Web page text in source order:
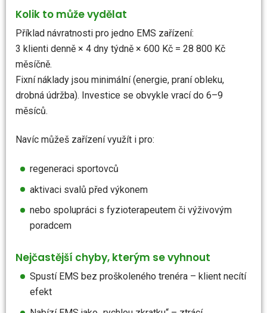
Kolik to může vydělat
Příklad návratnosti pro jedno EMS zařízení:
3 klienti denně × 4 dny týdně × 600 Kč = 28 800 Kč
měsíčně.
Fixní náklady jsou minimální (energie, praní obleku,
drobná údržba). Investice se obvykle vrací do 6–9
měsíců.
Navíc můžeš zařízení využít i pro:
regeneraci sportovců
aktivaci svalů před výkonem
nebo spolupráci s fyzioterapeutem či výživovým
poradcem
Nejčastější chyby, kterým se vyhnout
Spustí EMS bez proškoleného trenéra – klient necítí
efekt